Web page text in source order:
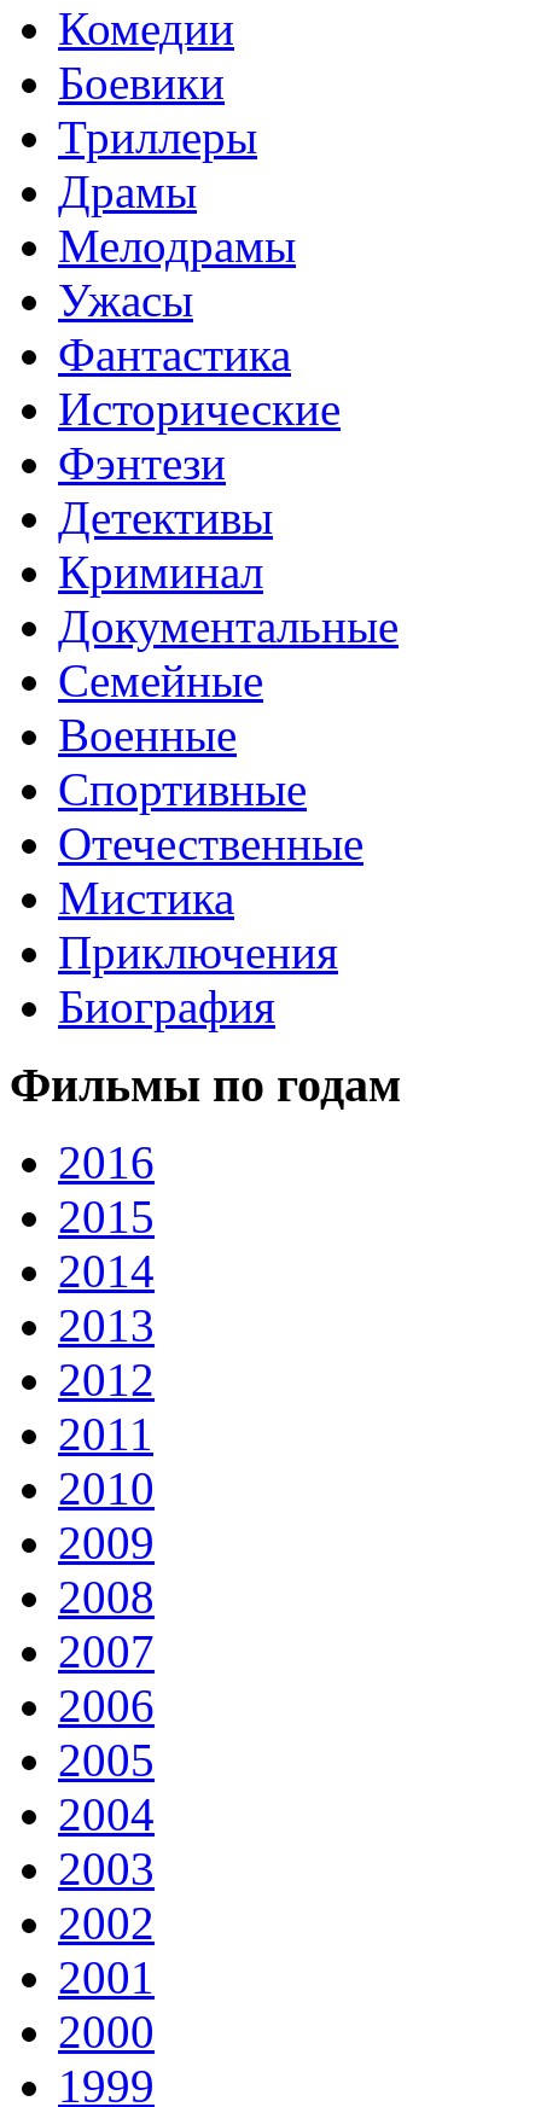
Комедии
Боевики
Триллеры
Драмы
Мелодрамы
Ужасы
Фантастика
Исторические
Фэнтези
Детективы
Криминал
Документальные
Семейные
Военные
Спортивные
Отечественные
Мистика
Приключения
Биография
Фильмы по годам
2016
2015
2014
2013
2012
2011
2010
2009
2008
2007
2006
2005
2004
2003
2002
2001
2000
1999